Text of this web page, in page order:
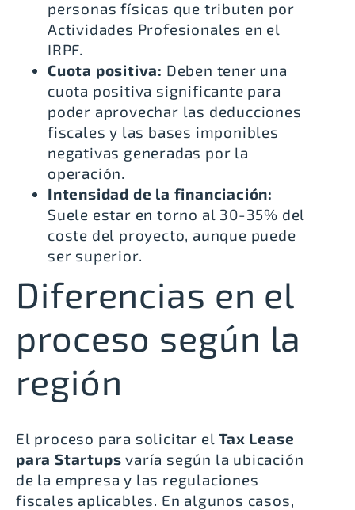
personas físicas que tributen por
Actividades Profesionales en el
IRPF.
Cuota positiva: Deben tener una
cuota positiva significante para
poder aprovechar las deducciones
fiscales y las bases imponibles
negativas generadas por la
operación.
Intensidad de la financiación:
Suele estar en torno al 30-35% del
coste del proyecto, aunque puede
ser superior.
Diferencias en el
proceso según la
región
El proceso para solicitar elTax Lease
para Startups varía según la ubicación
de la empresa y las regulaciones
fiscales aplicables. En algunos casos,